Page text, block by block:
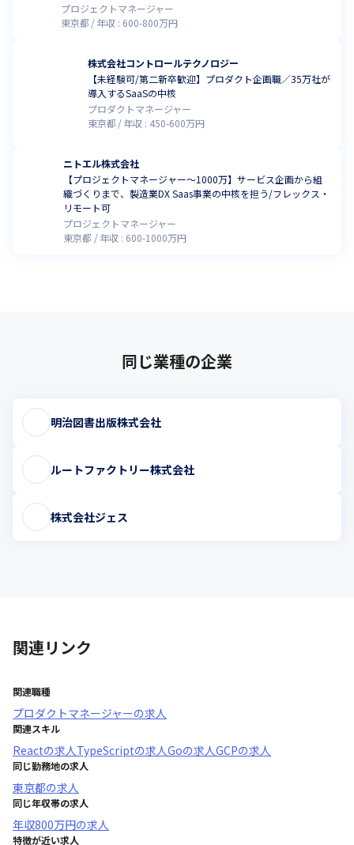
プロジェクトマネージャー
東京都
年収 : 600-800万円
株式会社コントロールテクノロジー
【未経験可/第二新卒歓迎】プロダクト企画職／35万社が
導入するSaaSの中核
プロダクトマネージャー
東京都
年収 : 450-600万円
ニトエル株式会社
【プロジェクトマネージャー〜1000万】サービス企画から組
織づくりまで、製造業DX Saas事業の中核を担う/フレックス・
リモート可
プロジェクトマネージャー
東京都
年収 : 600-1000万円
同じ業種の企業
明治図書出版株式会社
ルートファクトリー株式会社
株式会社ジェス
関連リンク
関連職種
プロダクトマネージャーの求人
関連スキル
Reactの求人TypeScriptの求人Goの求人GCPの求人
同じ勤務地の求人
東京都の求人
同じ年収帯の求人
年収800万円の求人
特徴が近い求人